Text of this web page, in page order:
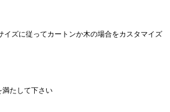
イズに従ってカートンか木の場合をカスタマイズ
満たして下さい